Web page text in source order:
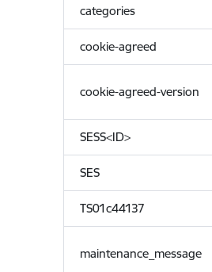
categories
cookie-agreed
cookie-agreed-version
SESS<ID>
SES
TS01c44137
maintenance_message